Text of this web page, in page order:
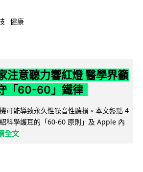
健康
注意聽力響紅燈 醫學界籲
「60-60」鐵律
可能導致永久性噪音性聽損。本文盤點 4
科學護耳的「60-60 原則」及 Apple 內
全文